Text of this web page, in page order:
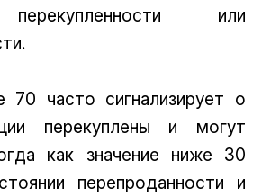
или
70 часто сигнализирует о
перекуплены и могут
как значение ниже 30
перепроданности и